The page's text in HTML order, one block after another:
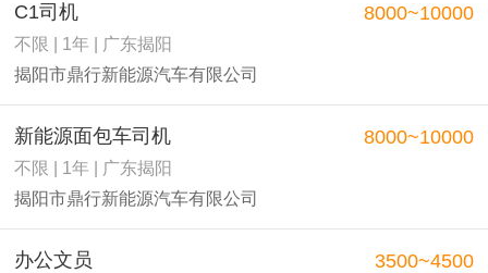
C1司机
不限 | 1年 | 广东揭阳
揭阳市鼎行新能源汽车有限公司
8000~10000
新能源面包车司机
不限 | 1年 | 广东揭阳
揭阳市鼎行新能源汽车有限公司
8000~10000
办公文员 3500~4500